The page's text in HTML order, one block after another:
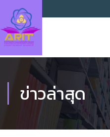
ข่าวล่าสุด